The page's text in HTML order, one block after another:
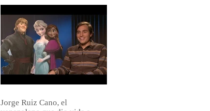
Jorge Ruiz Cano, el